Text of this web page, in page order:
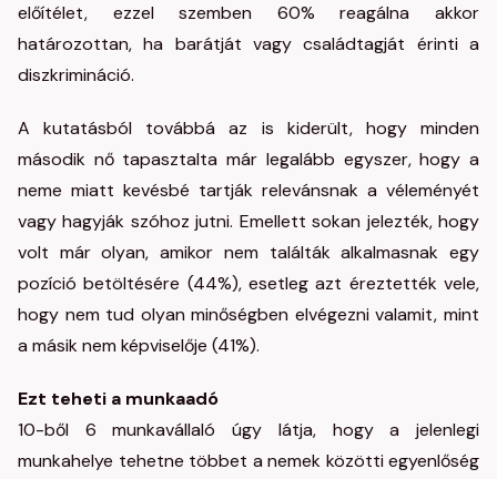
előítélet, ezzel szemben 60% reagálna akkor
határozottan, ha barátját vagy családtagját érinti a
diszkrimináció.
A kutatásból továbbá az is kiderült, hogy minden
második nő tapasztalta már legalább egyszer, hogy a
neme miatt kevésbé tartják relevánsnak a véleményét
vagy hagyják szóhoz jutni. Emellett sokan jelezték, hogy
volt már olyan, amikor nem találták alkalmasnak egy
pozíció betöltésére (44%), esetleg azt éreztették vele,
hogy nem tud olyan minőségben elvégezni valamit, mint
a másik nem képviselője (41%).
Ezt teheti a munkaadó
10-ből 6 munkavállaló úgy látja, hogy a jelenlegi
munkahelye tehetne többet a nemek közötti egyenlőség